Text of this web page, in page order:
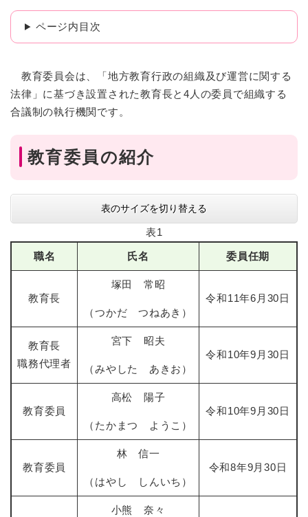
ページ内目次
教育委員会は、「地方教育行政の組織及び運営に関する
法律」に基づき設置された教育長と4人の委員で組織する
合議制の執行機関です。
教育委員の紹介
表のサイズを切り替える
表1
職名 氏名 委員任期
教育長
塚田 常昭
（つかだ つねあき）
令和11年6月30日
教育長
職務代理者
宮下 昭夫
（みやした あきお）
令和10年9月30日
教育委員
高松 陽子
（たかまつ ようこ）
令和10年9月30日
教育委員
林 信一
（はやし しんいち）
令和8年9月30日
小熊 奈々